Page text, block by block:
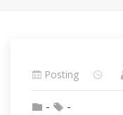
Posting
- -